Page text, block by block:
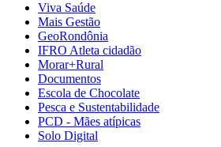
Viva Saúde
Mais Gestão
GeoRondônia
IFRO Atleta cidadão
Morar+Rural
Documentos
Escola de Chocolate
Pesca e Sustentabilidade
PCD - Mães atípicas
Solo Digital